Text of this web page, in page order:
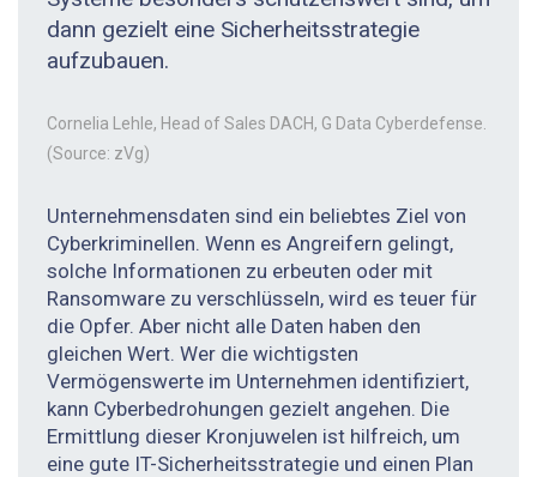
dann gezielt eine ­Sicherheitsstrategie
aufzubauen.
Cornelia Lehle, Head of Sales DACH, G Data Cyberdefense.
(Source: zVg)
Unternehmensdaten sind ein beliebtes Ziel von
Cyberkriminellen. Wenn es Angreifern gelingt,
solche Informationen zu erbeuten oder mit
Ransomware zu verschlüsseln, wird es teuer für
die Opfer. Aber nicht alle Daten haben den
gleichen Wert. Wer die wichtigsten
Vermögenswerte im Unternehmen identifiziert,
kann Cyberbedrohungen gezielt angehen. Die
Ermittlung dieser Kronjuwelen ist hilfreich, um
eine gute IT-Sicherheitsstrategie und einen Plan